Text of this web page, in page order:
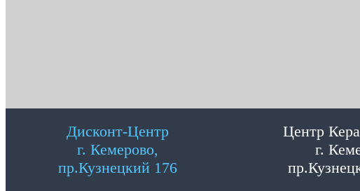
Дисконт-Центр
г. Кемерово,
пр.Кузнецкий 176
Центр
г.